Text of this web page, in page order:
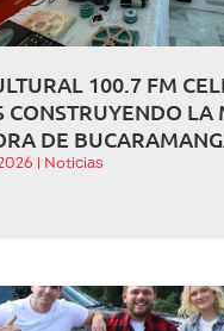
100.7 FM
CONSTRUYENDO LA
DE
Noticias